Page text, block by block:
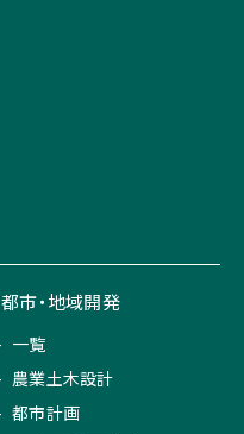
都市・地域開発
一覧
農業土木設計
都市計画